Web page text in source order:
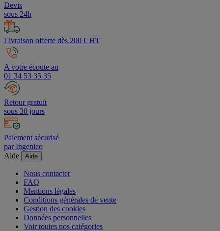
Devis
sous 24h
Livraison offerte dès 200 € HT
A votre écoute au
01 34 53 35 35
Retour gratuit
sous 30 jours
Paiement sécurisé
par Ingenico
Aide
Aide
Nous contacter
FAQ
Mentions légales
Conditions générales de vente
Gestion des cookies
Données personnelles
Voir toutes nos catégories